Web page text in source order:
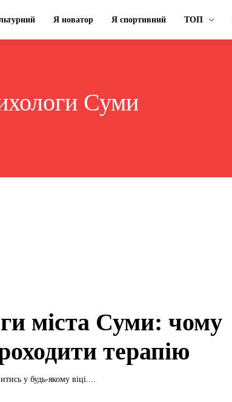
Я новатор Я спортивний ТОП
Суми
міста Суми: чому
терапію
у будь-якому віці....